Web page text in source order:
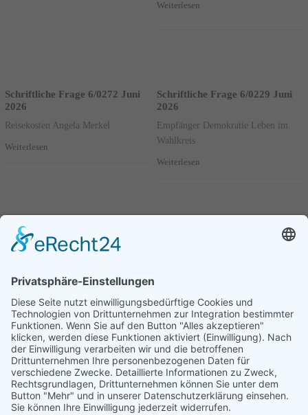
Weiterlesen
Schriftliche Frage 6/0272 Juni
2026
Reisekosten Angela Merkel
Weiterlesen
Schriftliche Frage 6/0229 Juni
2026
Empfänger Demokratie Leben im
Wahlkreis
Weiterlesen
Schriftliche Frage 6/0249 Juni
2026
Deutschland
Weiterlesen
Vorherige 1 2 3 4 .... 95